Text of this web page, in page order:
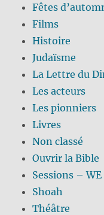
Fêtes
Films
Histoire
Judaïsme
La Lettre du
Les acteurs
Les pionniers
Livres
Non classé
Ouvrir la Bible
Sessions – WE
Shoah
Théâtre